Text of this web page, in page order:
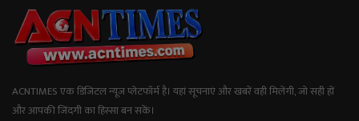
ACNTIMES एक डिजिटल न्यूज प्लेटफॉर्म है। यहां सूचनाएं और खबरें वही मिलेंगी, जो सही हों
और आपकी जिंदगी का हिस्सा बन सकें।